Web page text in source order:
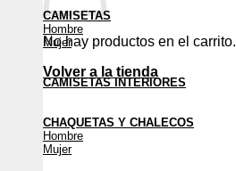
No hay productos en el carrito.
Volver a la tienda
CAMISETAS
Hombre
Mujer
CAMISETAS INTERIORES
CHAQUETAS Y CHALECOS
Hombre
Mujer